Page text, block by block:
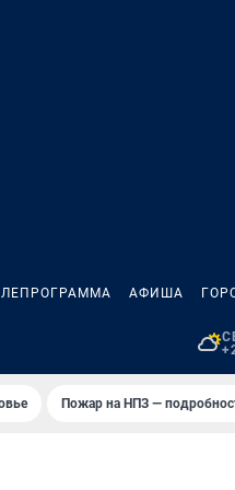
АФИША
Пожар на НПЗ —